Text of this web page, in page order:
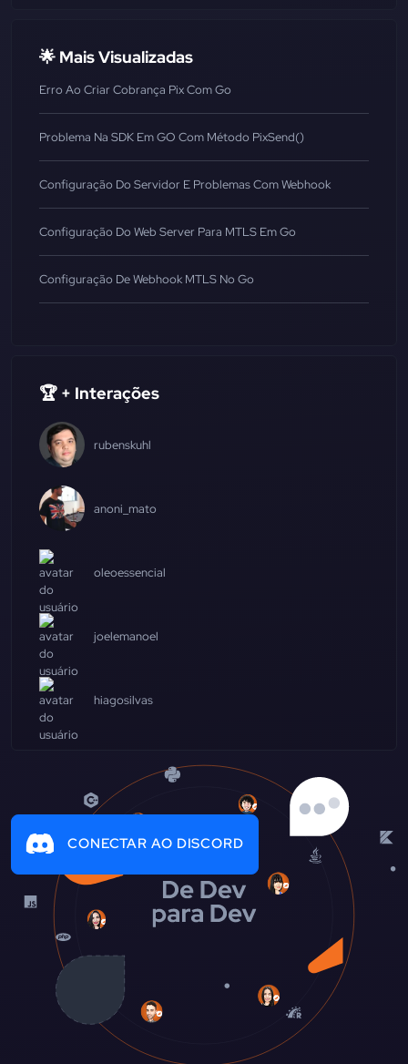
🌟 Mais Visualizadas
Erro Ao Criar Cobrança Pix Com Go
Problema Na SDK Em GO Com Método PixSend()
Configuração Do Servidor E Problemas Com Webhook
Configuração Do Web Server Para MTLS Em Go
Configuração De Webhook MTLS No Go
🏆 + Interações
rubenskuhl
anoni_mato
oleoessencial
joelemanoel
hiagosilvas
CONECTAR AO DISCORD